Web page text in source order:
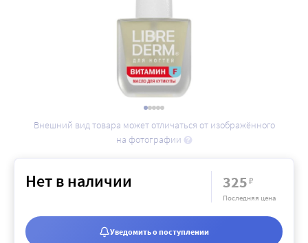
Внешний вид товара может отличаться от изображённого
на фотографии
Нет в наличии 325₽
Последняя цена
Уведомить о поступлении